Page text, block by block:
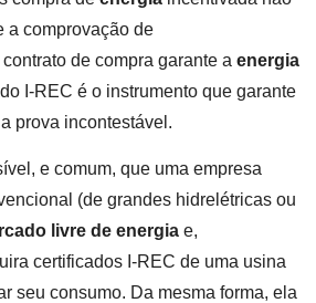
a comprovação de
contrato de compra garante a energia
I-REC é o instrumento que garante
prova incontestável.
e comum, que uma empresa
(de grandes hidrelétricas ou
livre de energia e,
certificados I-REC de uma usina
seu consumo. Da mesma forma, ela